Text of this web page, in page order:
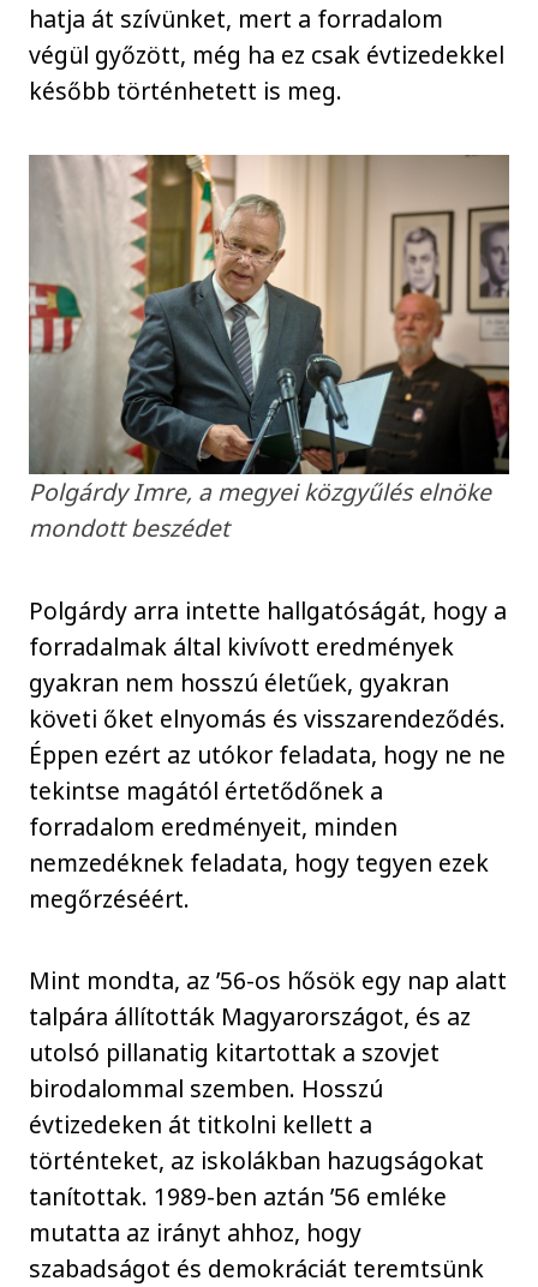
hatja át szívünket, mert a forradalom
végül győzött, még ha ez csak évtizedekkel
később történhetett is meg.
Polgárdy Imre, a megyei közgyűlés elnöke
mondott beszédet
Polgárdy arra intette hallgatóságát, hogy a
forradalmak által kivívott eredmények
gyakran nem hosszú életűek, gyakran
követi őket elnyomás és visszarendeződés.
Éppen ezért az utókor feladata, hogy ne ne
tekintse magától értetődőnek a
forradalom eredményeit, minden
nemzedéknek feladata, hogy tegyen ezek
megőrzéséért.
Mint mondta, az ’56-os hősök egy nap alatt
talpára állították Magyarországot, és az
utolsó pillanatig kitartottak a szovjet
birodalommal szemben. Hosszú
évtizedeken át titkolni kellett a
történteket, az iskolákban hazugságokat
tanítottak. 1989-ben aztán ’56 emléke
mutatta az irányt ahhoz, hogy
szabadságot és demokráciát teremtsünk